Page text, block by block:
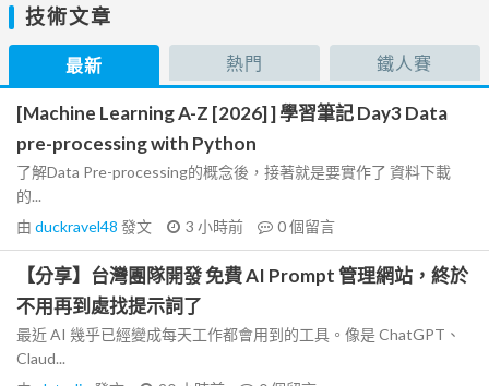
技術文章
最新 熱門 鐵人賽
[Machine Learning A-Z [2026] ] 學習筆記 Day3 Data
pre-processing with Python
了解Data Pre-processing的概念後，接著就是要實作了 資料下載
的...
由 duckravel48 發文 3 小時前 0個留言
【分享】台灣團隊開發 免費 AI Prompt 管理網站，終於
不用再到處找提示詞了
最近 AI 幾乎已經變成每天工作都會用到的工具。像是 ChatGPT、
Claud...